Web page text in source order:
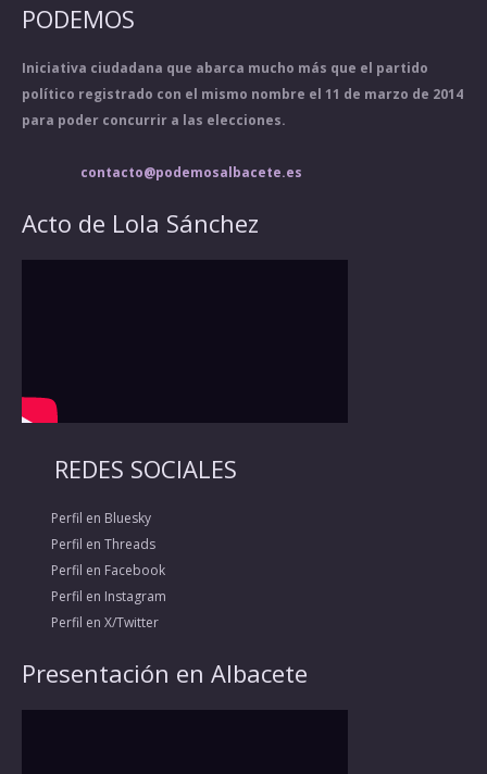
PODEMOS
Iniciativa ciudadana que abarca mucho más que el partido
político registrado con el mismo nombre el 11 de marzo de 2014
para poder concurrir a las elecciones.
contacto@podemosalbacete.es
Acto de Lola Sánchez
REDES SOCIALES
Perfil en Bluesky
Perfil en Threads
Perfil en Facebook
Perfil en Instagram
Perfil en X/Twitter
Presentación en Albacete